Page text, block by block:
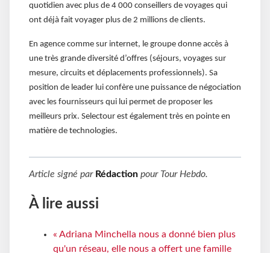
quotidien avec plus de 4 000 conseillers de voyages qui
ont déjà fait voyager plus de 2 millions de clients.
En agence comme sur internet, le groupe donne accès à
une très grande diversité d’offres (séjours, voyages sur
mesure, circuits et déplacements professionnels). Sa
position de leader lui confère une puissance de négociation
avec les fournisseurs qui lui permet de proposer les
meilleurs prix. Selectour est également très en pointe en
matière de technologies.
Article signé par Rédaction pour Tour Hebdo.
À lire aussi
« Adriana Minchella nous a donné bien plus
qu'un réseau, elle nous a offert une famille